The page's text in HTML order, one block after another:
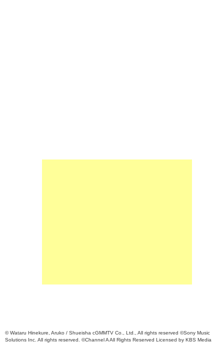
© Wataru Hinekure, Aruko / Shueisha cGMMTV Co., Ltd., All rights reserved ©Sony Music
Solutions Inc. All rights reserved. ©Channel A All Rights Reserved Licensed by KBS Media